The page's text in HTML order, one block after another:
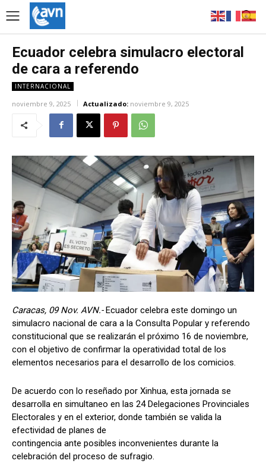
Ecuador celebra simulacro electoral
de cara a referendo
INTERNACIONAL
noviembre 9, 2025 Actualizado: noviembre 9, 2025
Caracas, 09 Nov. AVN.- Ecuador celebra este domingo un
simulacro nacional de cara a la Consulta Popular y referendo
constitucional que se realizarán el próximo 16 de noviembre,
con el objetivo de confirmar la operatividad total de los
elementos necesarios para el desarrollo de los comicios.
De acuerdo con lo reseñado por Xinhua, esta jornada se
desarrolla en simultaneo en las 24 Delegaciones Provinciales
Electorales y en el exterior, donde también se valida la
efectividad de planes de
contingencia ante posibles inconvenientes durante la
celebración del proceso de sufragio.